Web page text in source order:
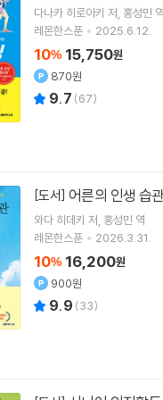
다나카 히로아키 저 홍성민
레몬한스푼
2025.6.12.
10% 15,750원
870원
9.7 (67)
[도서] 어른의 인생 습
와다 히데키 저 홍성민 역
레몬한스푼
2026.3.31.
10% 16,200원
900원
9.9 (33)